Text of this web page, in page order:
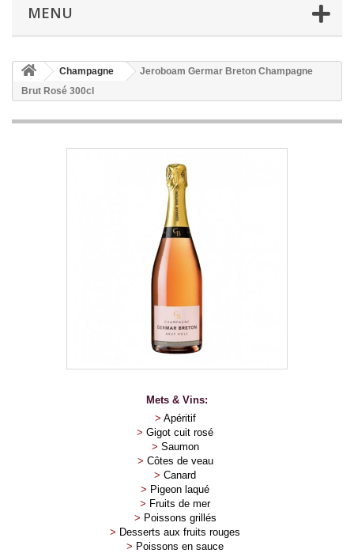
MENU
Champagne
Jeroboam Germar Breton Champagne
Brut Rosé 300cl
Mets & Vins:
> Apéritif
> Gigot cuit rosé
> Saumon
> Côtes de veau
> Canard
> Pigeon laqué
> Fruits de mer
> Poissons grillés
> Desserts aux fruits rouges
> Poissons en sauce